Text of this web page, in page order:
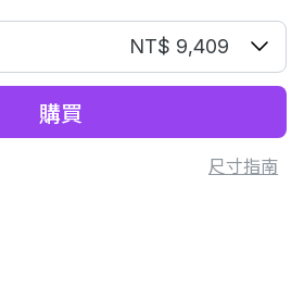
NT$ 9,409
購買
尺寸指南